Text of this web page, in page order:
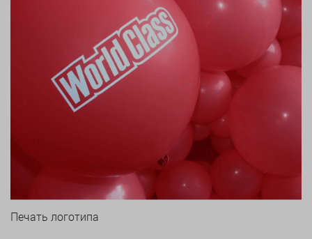
Печать логотипа